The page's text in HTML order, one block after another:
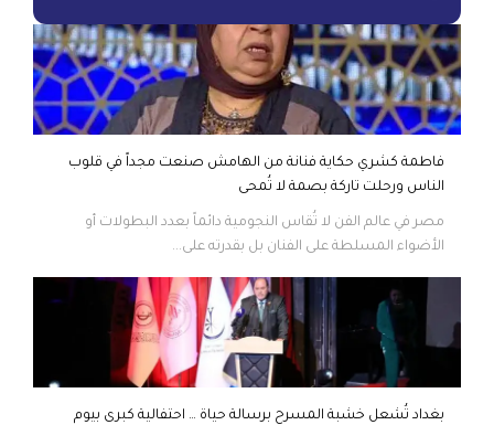
فاطمة كشري حكاية فنانة من الهامش صنعت مجداً في قلوب
الناس ورحلت تاركة بصمة لا تُمحى
مصر في عالم الفن لا تُقاس النجومية دائماً بعدد البطولات أو
الأضواء المسلطة على الفنان بل بقدرته على...
بغداد تُشعل خشبة المسرح برسالة حياة … احتفالية كبرى بيوم